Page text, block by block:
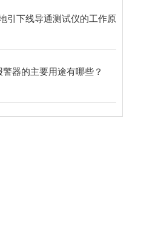
引下线导通测试仪的工作原
器的主要用途有哪些？